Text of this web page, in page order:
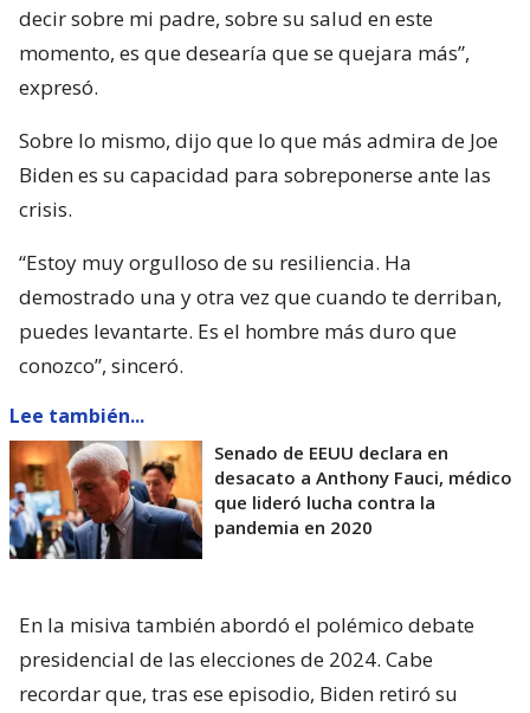
decir sobre mi padre, sobre su salud en este
momento, es que desearía que se quejara más”,
expresó.
Sobre lo mismo, dijo que lo que más admira de Joe
Biden es su capacidad para sobreponerse ante las
crisis.
“Estoy muy orgulloso de su resiliencia. Ha
demostrado una y otra vez que cuando te derriban,
puedes levantarte. Es el hombre más duro que
conozco”, sinceró.
Lee también...
Senado de EEUU declara en
desacato a Anthony Fauci, médico
que lideró lucha contra la
pandemia en 2020
En la misiva también abordó el polémico debate
presidencial de las elecciones de 2024. Cabe
recordar que, tras ese episodio, Biden retiró su